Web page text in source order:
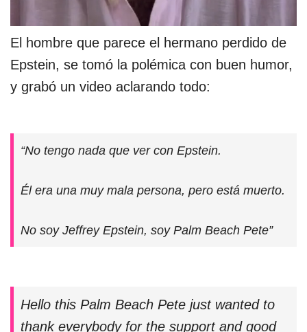
El hombre que parece el hermano perdido de
Epstein, se tomó la polémica con buen humor,
y grabó un video aclarando todo:
“No tengo nada que ver con Epstein.
Él era una muy mala persona, pero está muerto.
No soy Jeffrey Epstein, soy Palm Beach Pete”
Hello this Palm Beach Pete just wanted to
thank everybody for the support and good